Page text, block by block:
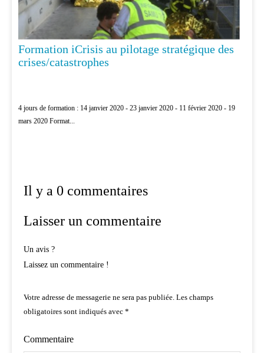
Formation iCrisis au pilotage stratégique des
crises/catastrophes
4 jours de formation : 14 janvier 2020 - 23 janvier 2020 - 11 février 2020 - 19
mars 2020 Format...
Il y a 0 commentaires
Laisser un commentaire
Un avis ?
Laissez un commentaire !
Votre adresse de messagerie ne sera pas publiée. Les champs
obligatoires sont indiqués avec *
Commentaire